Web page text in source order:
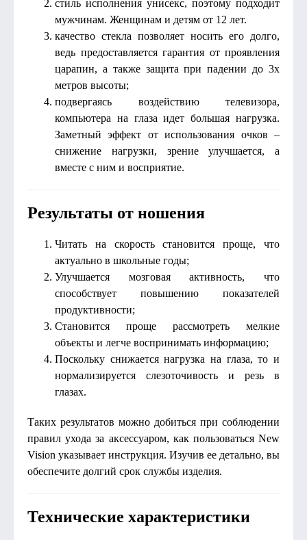
стиль исполнения унисекс, поэтому подходит
мужчинам. Женщинам и детям от 12 лет.
качество стекла позволяет носить его долго,
ведь предоставляется гарантия от проявления
царапин, а также защита при падении до 3х
метров высоты;
подвергаясь воздействию телевизора,
компьютера на глаза идет большая нагрузка.
Заметный эффект от использования очков –
снижение нагрузки, зрение улучшается, а
вместе с ним и восприятие.
Результаты от ношения
Читать на скорость становится проще, что
актуально в школьные годы;
Улучшается мозговая активность, что
способствует повышению показателей
продуктивности;
Становится проще рассмотреть мелкие
объекты и легче воспринимать информацию;
Поскольку снижается нагрузка на глаза, то и
нормализируется слезоточивость и резь в
глазах.
Таких результатов можно добиться при соблюдении
правил ухода за аксессуаром, как пользоваться New
Vision указывает инструкция. Изучив ее детально, вы
обеспечите долгий срок службы изделия.
Технические характеристики